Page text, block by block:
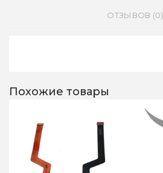
ОТЗЫВОВ (0)
Похожие товары